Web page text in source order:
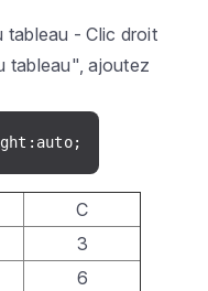
tableau - Clic droit
tableau", ajoutez
C
3
6